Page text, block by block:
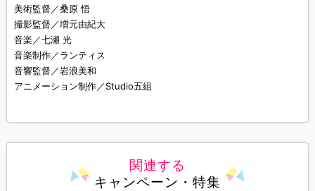
美術監督／桑原 悟
撮影監督／増元由紀大
音楽／七瀬 光
音楽制作／ランティス
音響監督／岩浪美和
アニメーション制作／Studio五組
関連する
キャンペーン・特集